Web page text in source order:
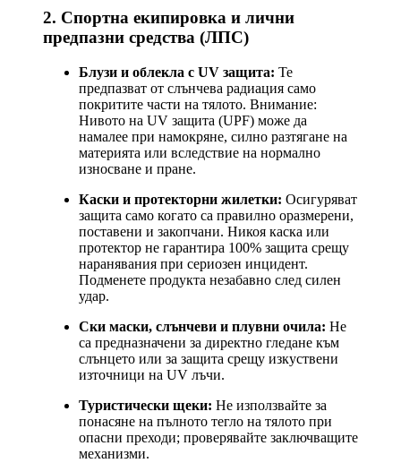
2. Спортна екипировка и лични
предпазни средства (ЛПС)
Блузи и облекла с UV защита: Те
предпазват от слънчева радиация само
покритите части на тялото. Внимание:
Нивото на UV защита (UPF) може да
намалее при намокряне, силно разтягане на
материята или вследствие на нормално
износване и пране.
Каски и протекторни жилетки: Осигуряват
защита само когато са правилно оразмерени,
поставени и закопчани. Никоя каска или
протектор не гарантира 100% защита срещу
наранявания при сериозен инцидент.
Подменете продукта незабавно след силен
удар.
Ски маски, слънчеви и плувни очила: Не
са предназначени за директно гледане към
слънцето или за защита срещу изкуствени
източници на UV лъчи.
Туристически щеки: Не използвайте за
понасяне на пълното тегло на тялото при
опасни преходи; проверявайте заключващите
механизми.